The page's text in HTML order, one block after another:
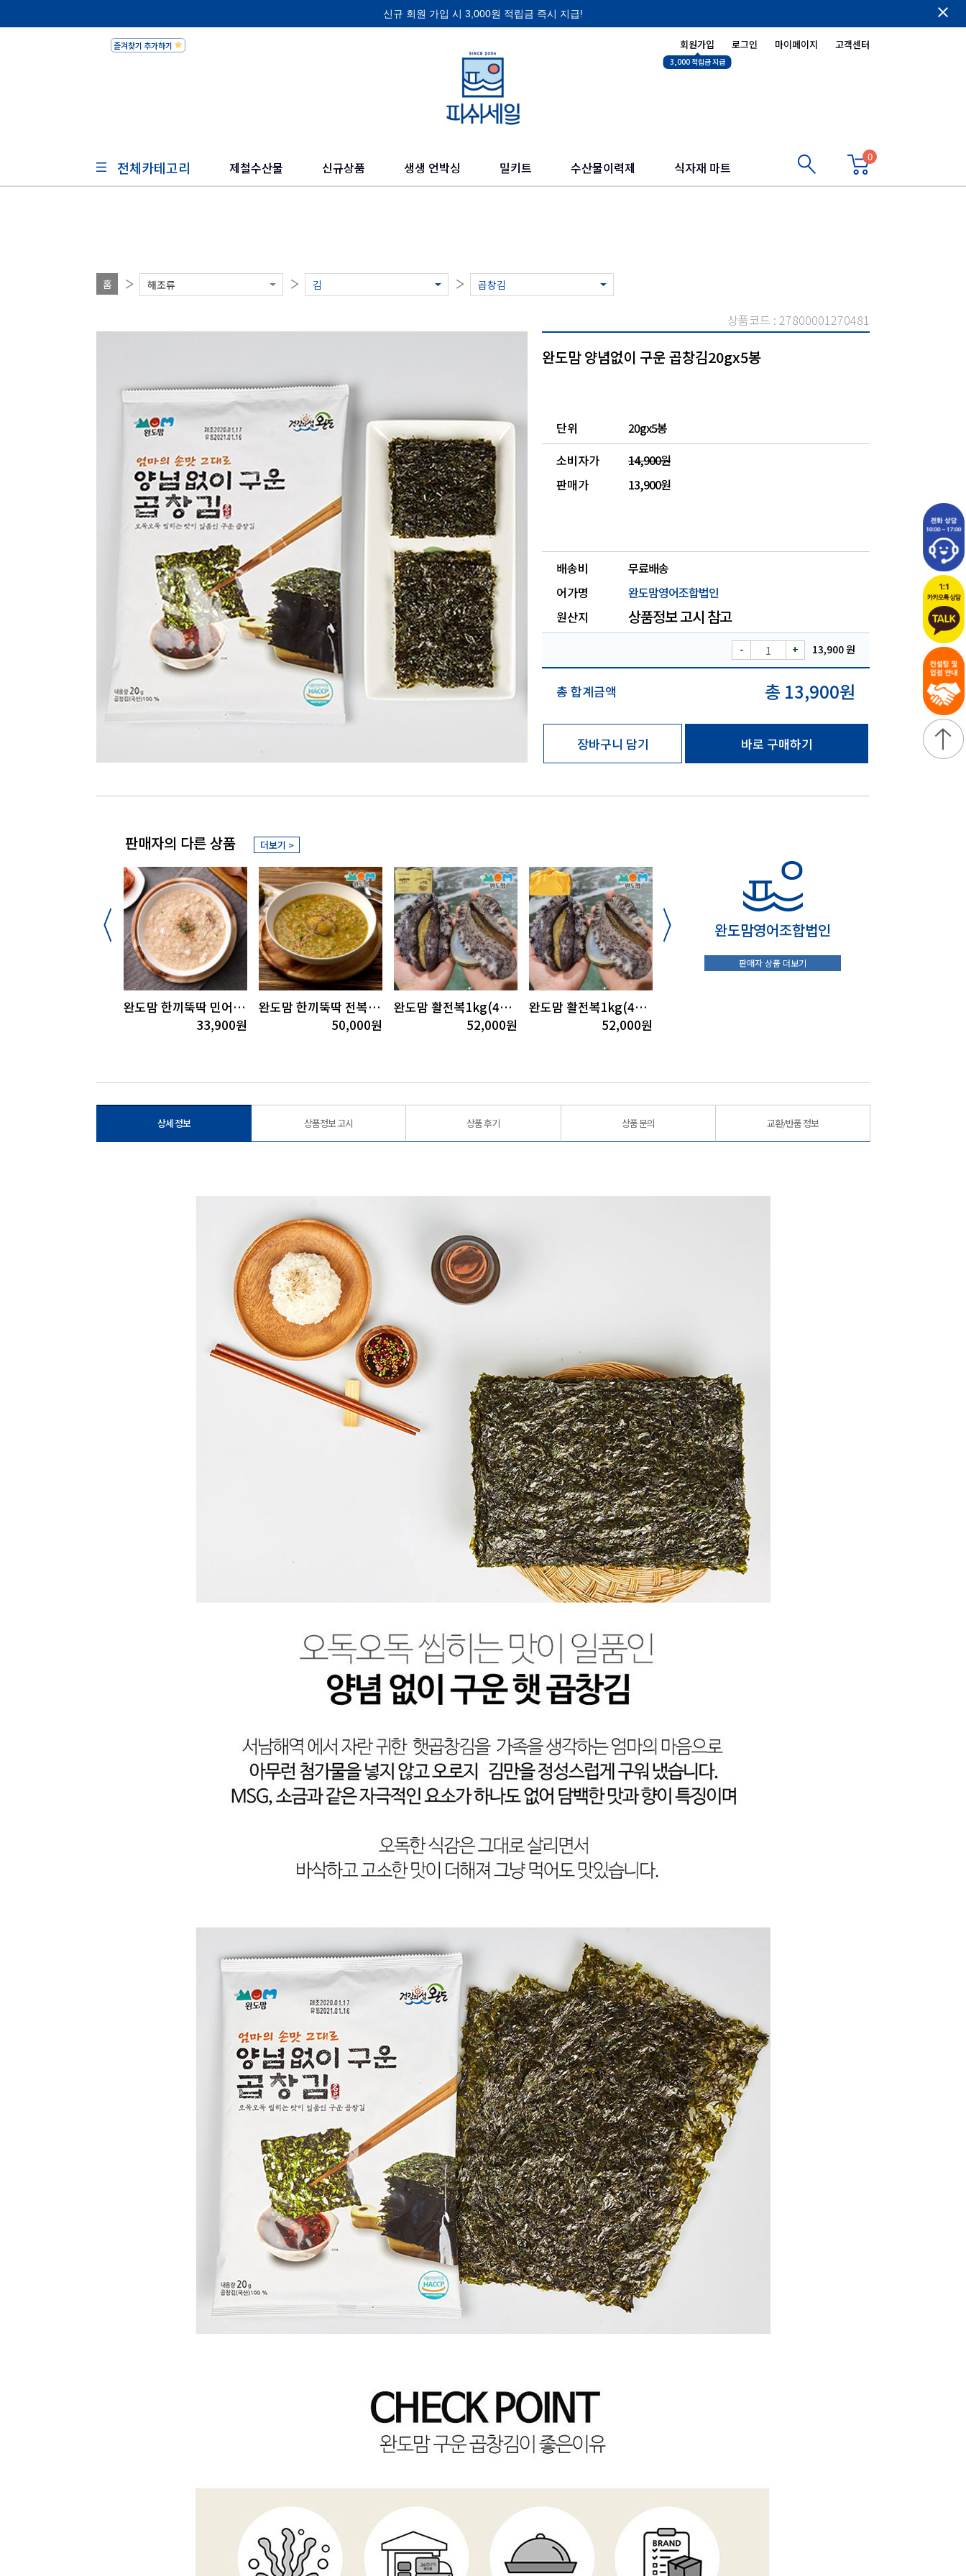
신규 회원 가입 시 3,000원 적립금 즉시 지급! close
전체카테고리 제철수산물 신규상품 생생 언박싱 밀키트 수산물이력제 식자재 마트
0
즐겨찾기 추가하기 회원가입
3,000 적립금 지급
로그인 마이페이지 고객센터
제품 찾기
홈 해조류 김 곱창김
상품코드 : 27800001270481
완도맘 양념없이 구운 곱창김20gx5봉
단위
20gx5봉
소비자가
14,900원
판매가
13,900원
배송비
무료배송
어가명
완도맘영어조합법인
원산지
상품정보 고시 참고
- + 13,900 원
총 합계금액 총 13,900원
장바구니 담기 바로 구매하기
판매자의 다른 상품 더보기 >
완도맘 한끼뚝딱 민어죽3팩(200gx3팩)
33,900원
완도맘 한끼뚝딱 전복죽5팩(200gx5팩)
50,000원
완도맘 활전복1kg(4~5미)부직포포장
52,000원
완도맘 활전복1kg(4~5미)보자기포장
52,000원
완도맘영어조합법인
판매자 상품 더보기
상세 정보 상품정보 고시 상품 후기 상품 문의 교환/반품 정보